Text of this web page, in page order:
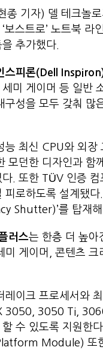
종 기자) 델 테크놀
보스트로’ 노트북
을 추가했다.
스피론(Dell
미 게이머 등 일반
구성을 모두 갖춰 많
능 최신 CPU와 외장
모던한 디자인과
다. 또한 TÜV 인증
피로하도록 설계됐
Shutter)’를 탑
러스는 한층 더 높아
미 게이머, 콘텐츠
레이크 프로세서와
3050, 3050 Ti,
수 있도록 지원한
Module)